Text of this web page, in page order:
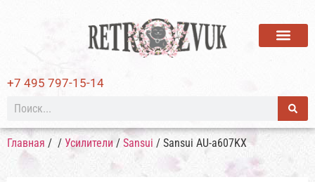
+7 495 797-15-14
Главная / / Усилители / Sansui / Sansui AU-a607KX